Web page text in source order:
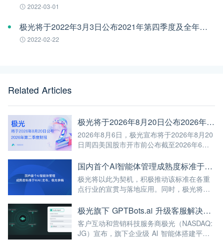
2022-03-01
极光将于2022年3月3日公布2021年第四季度及全年财报
2022-02-22
Related Articles
极光将于2026年8月20日公布2026年第二季度财报
2026年8月6日，极光宣布将于2026年8月20
日周四美国股市开市前公布截至2026年6月
国内首个AI智能体管理成熟度标准于WAIC发布，极光参编
极光将以此为契机，积极推动该标准在各重
点行业的宣贯与落地应用。同时，极光将继
融入自身的产品与服务中，赋能更多企业实
现智能化转型，为我国人工智能产业规模
化、高端化发展注入强劲动能！
极光旗下 GPTBots.ai 升级客服解决方案：Audio Agent 打通企业通信线路，LINE 客服插件 2.0 同步上线
客户互动和营销科技服务商极光（NASDAQ:
JG）宣布，旗下企业级 AI 智能体搭建平台